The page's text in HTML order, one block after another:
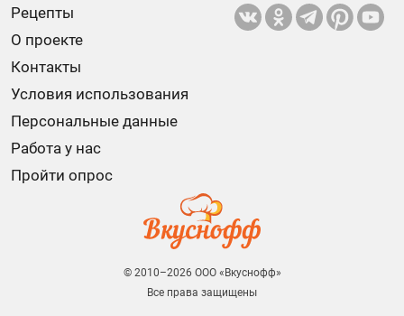
Рецепты
О проекте
Контакты
Условия использования
Персональные данные
Работа у нас
Пройти опрос
© 2010–2026 ООО «Вкуснофф»
Все права защищены